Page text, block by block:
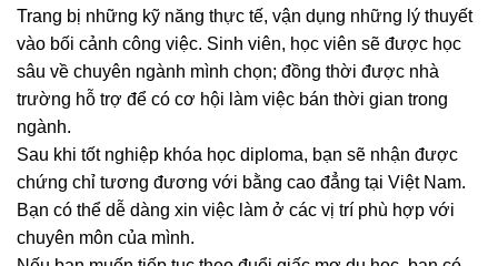
Trang bị những kỹ năng thực tế, vận dụng những lý thuyết
vào bối cảnh công việc. Sinh viên, học viên sẽ được học
sâu về chuyên ngành mình chọn; đồng thời được nhà
trường hỗ trợ để có cơ hội làm việc bán thời gian trong
ngành.
Sau khi tốt nghiệp khóa học diploma, bạn sẽ nhận được
chứng chỉ tương đương với bằng cao đẳng tại Việt Nam.
Bạn có thể dễ dàng xin việc làm ở các vị trí phù hợp với
chuyên môn của mình.